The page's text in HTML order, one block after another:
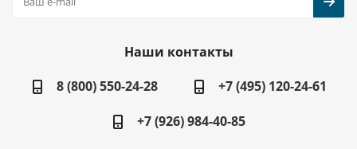
Наши контакты
8 (800) 550-24-28
+7 (495) 120-24-61
+7 (926) 984-40-85